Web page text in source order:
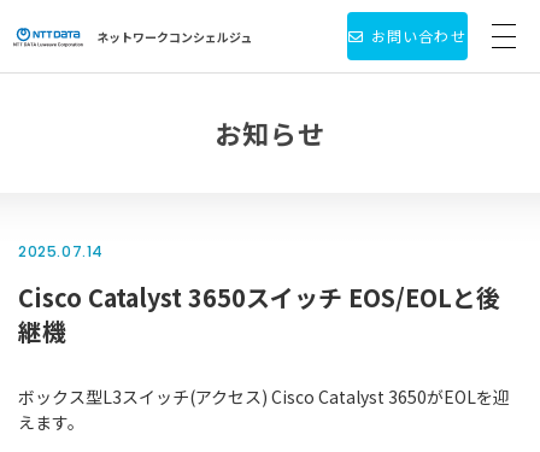
ネットワークコンシェルジュ
新着情報
お問い合わせ
お知らせ
2025.07.14
Cisco Catalyst 3650スイッチ EOS/EOLと後
継機
ボックス型L3スイッチ(アクセス) Cisco Catalyst 3650がEOLを迎
えます。